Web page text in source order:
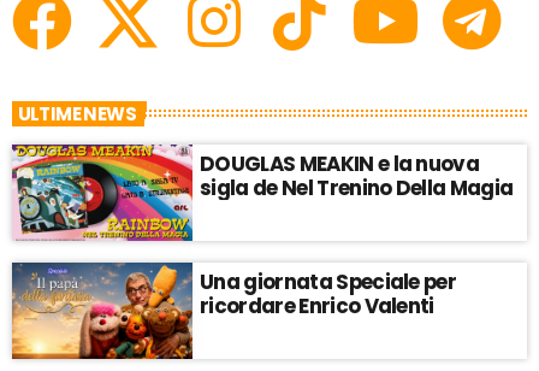
ULTIME NEWS
DOUGLAS MEAKIN e la nuova
sigla de Nel Trenino Della Magia
Una giornata Speciale per
ricordare Enrico Valenti